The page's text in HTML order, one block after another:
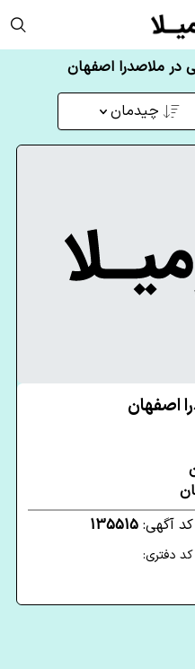
در ملاصدرا اصفهان
چیدمان
کد آگهی: 135515
کد دفتری: